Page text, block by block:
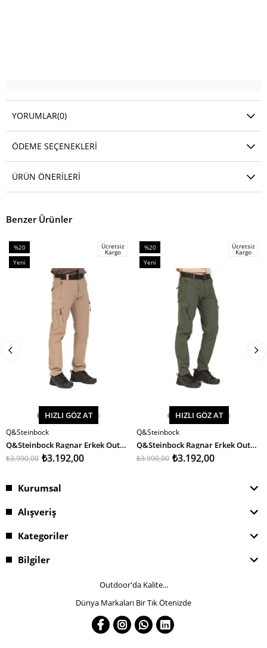
YORUMLAR(0)
ÖDEME SEÇENEKLERI
ÜRÜN ÖNERILERI
Benzer Ürünler
SEPETE EKLE
%20
İndirim
Yeni
Ücretsiz
Kargo
HIZLI GÖZ AT
Q&Steinbock
Q&Steinbock Ragnar Erkek Outdoor Pantolon
₺3.192,00
₺3.990,00
SEPETE EKLE
%20
İndirim
Yeni
Ücretsiz
Kargo
HIZLI GÖZ AT
Q&Steinbock
Q&Steinbock Ragnar Erkek Outdoor Pantolon
₺3.192,00
₺3.990,00
Kurumsal
Alışveriş
Kategoriler
Bilgiler
Outdoor'da Kalite...
Dünya Markaları Bir Tık Ötenizde